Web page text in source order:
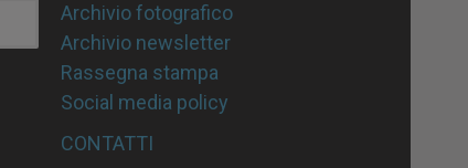
Archivio fotografico
Archivio newsletter
Rassegna stampa
Social media policy
CONTATTI